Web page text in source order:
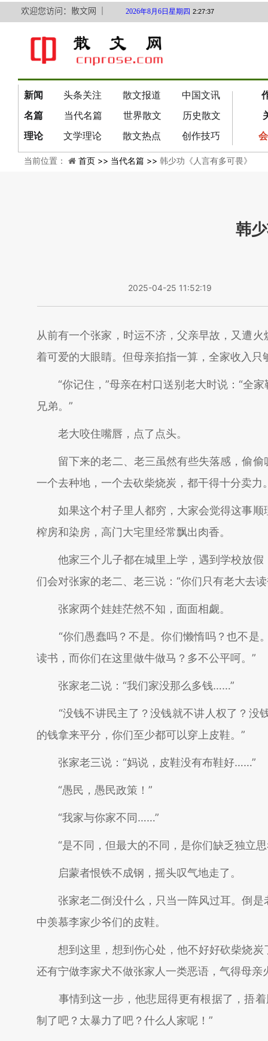
欢迎您访问：散文网 ｜
新闻 头条关注 散文报道 中国文讯
名篇
当代名篇 世界散文 历史散文
理论
文学理论 散文热点 创作技巧
2026年8月6日星期四 2:27:38
当前位置： 首页 >> 当代名篇 >> 韩少功《人言有多可畏》
韩
2025-04-25 11:52:19
从前有一个张家，时运不济，父亲早故，又遭
着可爱的大眼睛。但母亲掐指一算，全家收入
“你记住，”母亲在村口送别老大时说：“全家
兄弟。”
老大咬住嘴唇，点了点头。
留下来的老二、老三虽然有些失落感，偷偷
一个去种地，一个去砍柴烧炭，都干得十分卖
如果这个村子里人都穷，大家会觉得这事顺
榨房和染房，高门大宅里经常飘出肉香。
他家三个儿子都在城里上学，遇到学校放假
们会对张家的老二、老三说：“你们只有老大去
张家两个娃娃茫然不知，面面相觑。
“你们愚蠢吗？不是。你们懒惰吗？也不是
读书，而你们在这里做牛做马？多不公平呵。”
张家老二说：“我们家没那么多钱……”
“没钱不讲民主了？没钱就不讲人权了？没
的钱拿来平分，你们至少都可以穿上皮鞋。”
张家老三说：“妈说，皮鞋没有布鞋好……”
“愚民，愚民政策！”
“我家与你家不同……”
“是不同，但最大的不同，是你们缺乏独立思
启蒙者恨铁不成钢，摇头叹气地走了。
张家老二倒没什么，只当一阵风过耳。倒是
中羡慕李家少爷们的皮鞋。
想到这里，想到伤心处，他不好好砍柴烧炭
还有宁做李家犬不做张家人一类恶语，气得母亲
事情到这一步，他悲屈得更有根据了，捂着
制了吧？太暴力了吧？什么人家呢！”